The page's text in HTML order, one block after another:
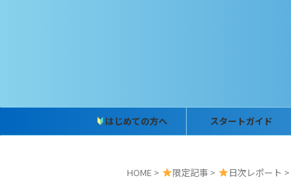
はじめての方へ スタートガイド
HOME > 限定記事 > 日次レポート >